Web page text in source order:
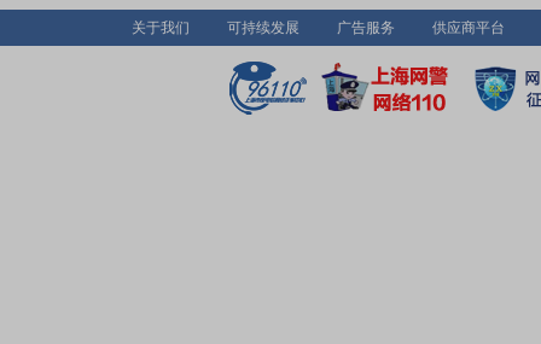
关于我们 可持续发展 广告服务 供应商平台